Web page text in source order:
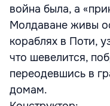
война была, а
Молдаване живы
кораблях в Поти,
что шевелится,
переодевшись в
домам.